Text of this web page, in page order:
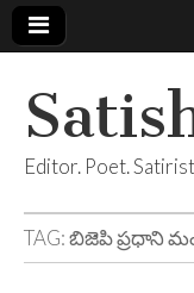
Editor. Poet. Satirist
TAG:బిజెపి ప్రధాని